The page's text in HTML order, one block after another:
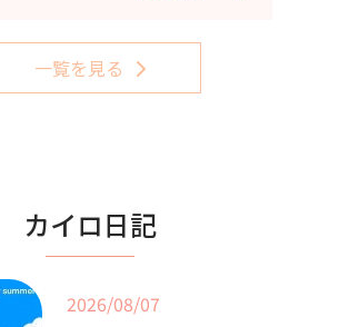
しております。定期的に治療を
るので、その痛みも失くなりま
ております。
も支障をきたす前に、定期的治
一覧を見る
カイロ日記
2026/08/07